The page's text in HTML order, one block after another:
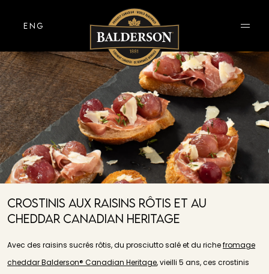
ENG
Crostinis Aux Raisins Rôtis Et Au
Cheddar Canadian Heritage
Avec des raisins sucrés rôtis, du prosciutto salé et du richefromage
cheddar Balderson® Canadian Heritage, vieilli 5 ans, ces crostinis